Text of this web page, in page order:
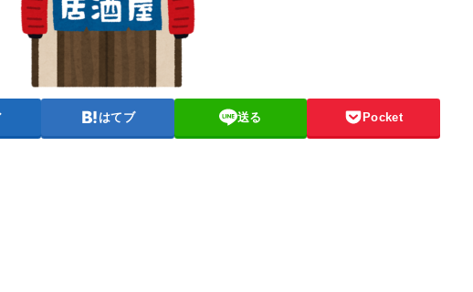
はてブ 送る Pocket